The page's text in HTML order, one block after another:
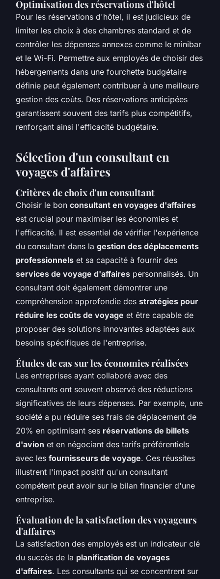
Optimisation des réservations d'hôtel
Pour les réservations d'hôtel, il est judicieux de
limiter les choix à des chambres standard et de
contrôler les dépenses annexes comme le minibar
et le Wi-Fi. Permettre aux employés de choisir des
hébergements dans une fourchette budgétaire
définie peut également contribuer à une meilleure
gestion des coûts. Des réservations anticipées
garantissent souvent des tarifs plus compétitifs,
renforçant ainsi l'efficacité budgétaire.
Sélection d'un consultant en
voyages d'affaires
Critères de choix d'un consultant
Choisir le bon consultant en voyages d'affaires
est crucial pour maximiser les économies et
l'efficacité. Il est essentiel de vérifier l'expérience
du consultant dans la gestion des déplacements
professionnels et sa capacité à fournir des
services de voyage d'affaires personnalisés. Un
consultant doit également démontrer une
compréhension approfondie des stratégies pour
réduire les coûts de voyage et être capable de
proposer des solutions innovantes adaptées aux
besoins spécifiques de l'entreprise.
Études de cas sur les économies réalisées
Les entreprises ayant collaboré avec des
consultants ont souvent observé des réductions
significatives de leurs dépenses. Par exemple, une
société a pu réduire ses frais de déplacement de
20% en optimisant ses réservations de billets
d'avion et en négociant des tarifs préférentiels
avec les fournisseurs de voyage. Ces réussites
illustrent l'impact positif qu'un consultant
compétent peut avoir sur le bilan financier d'une
entreprise.
Évaluation de la satisfaction des voyageurs
d'affaires
La satisfaction des employés est un indicateur clé
du succès de la planification de voyages
d'affaires. Les consultants qui se concentrent sur